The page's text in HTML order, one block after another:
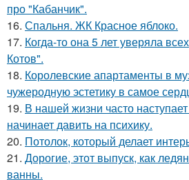
про "Кабанчик".
16. Спальня. ЖК Красное яблоко.
17. Когда-то она 5 лет уверяла
Котов".
18. Королевские апартаменты в
чужеродную эстетику в самое
19. В нашей жизни часто
начинает давить на психику.
20. Потолок, который делает
21. Дорогие, этот выпуск, как
ванны.